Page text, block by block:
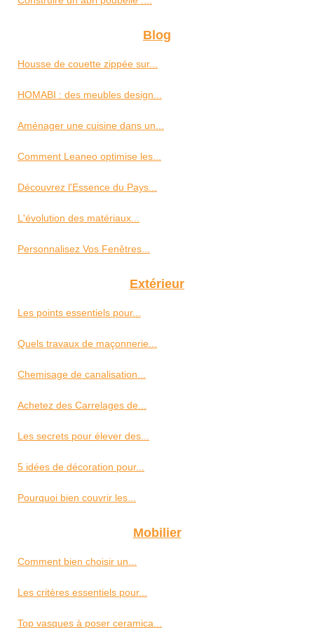
Blog
Housse de couette zippée sur...
HOMABI : des meubles design...
Aménager une cuisine dans un...
Comment Leaneo optimise les...
Découvrez l'Essence du Pays...
L'évolution des matériaux...
Personnalisez Vos Fenêtres...
Extérieur
Les points essentiels pour...
Quels travaux de maçonnerie...
Chemisage de canalisation...
Achetez des Carrelages de...
Les secrets pour élever des...
5 idées de décoration pour...
Pourquoi bien couvrir les...
Mobilier
Comment bien choisir un...
Les critères essentiels pour...
Top vasques à poser ceramica...